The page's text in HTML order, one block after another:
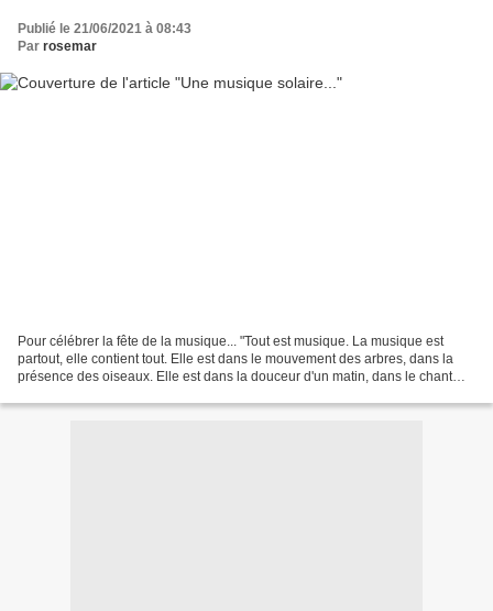
Publié le 21/06/2021 à 08:43
Par rosemar
Pour célébrer la fête de la musique... "Tout est musique. La musique est
partout, elle contient tout. Elle est dans le mouvement des arbres, dans la
présence des oiseaux. Elle est dans la douceur d'un matin, dans le chant